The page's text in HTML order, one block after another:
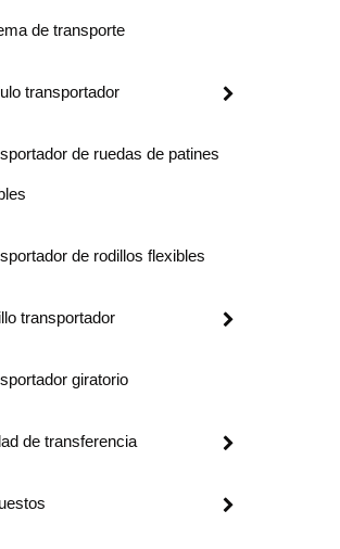
de transporte
transportador
de ruedas de patines
de rodillos flexibles
transportador
giratorio
de transferencia